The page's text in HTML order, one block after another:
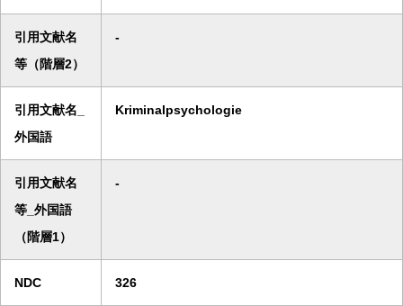
引用文献名
等（階層2）
-
引用文献名_
外国語
Kriminalpsychologie
引用文献名
等_外国語
（階層1）
-
NDC 326